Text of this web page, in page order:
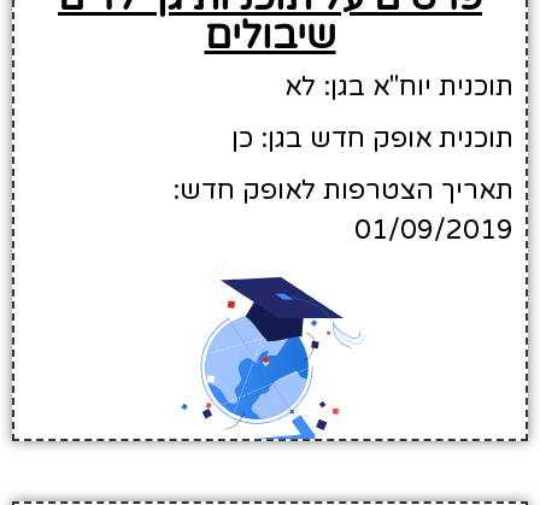
שיבולים
תוכנית יוח"א בגן: לא
תוכנית אופק חדש בגן: כן
תאריך הצטרפות לאופק חדש:
01/09/2019